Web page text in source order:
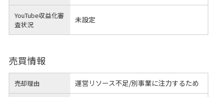
YouTube収益化審
査状況
未設定
売買情報
売却理由 運営リソース不足/別事業に注力するため